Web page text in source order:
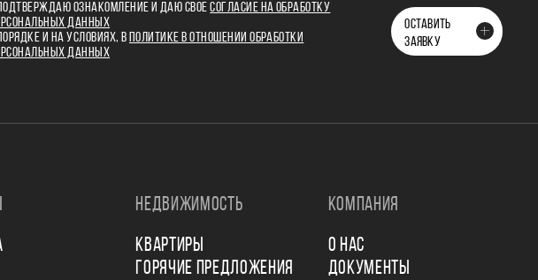
ОЗНАКОМЛЕНИЕ И ДАЮ СВОЕСОГЛАСИЕ НА ОБРАБОТКУ
ДАННЫХ
И НА УСЛОВИЯХ, В
ПОЛИТИКЕ В ОТНОШЕНИИ ОБРАБОТКИ
ДАННЫХ
ОСТАВИТЬ
ЗАЯВКУ
НЕДВИЖИМОСТЬ
КВАРТИРЫ
ГОРЯЧИЕ ПРЕДЛОЖЕНИЯ
КОМПАНИЯ
О НАС
ДОКУМЕНТЫ